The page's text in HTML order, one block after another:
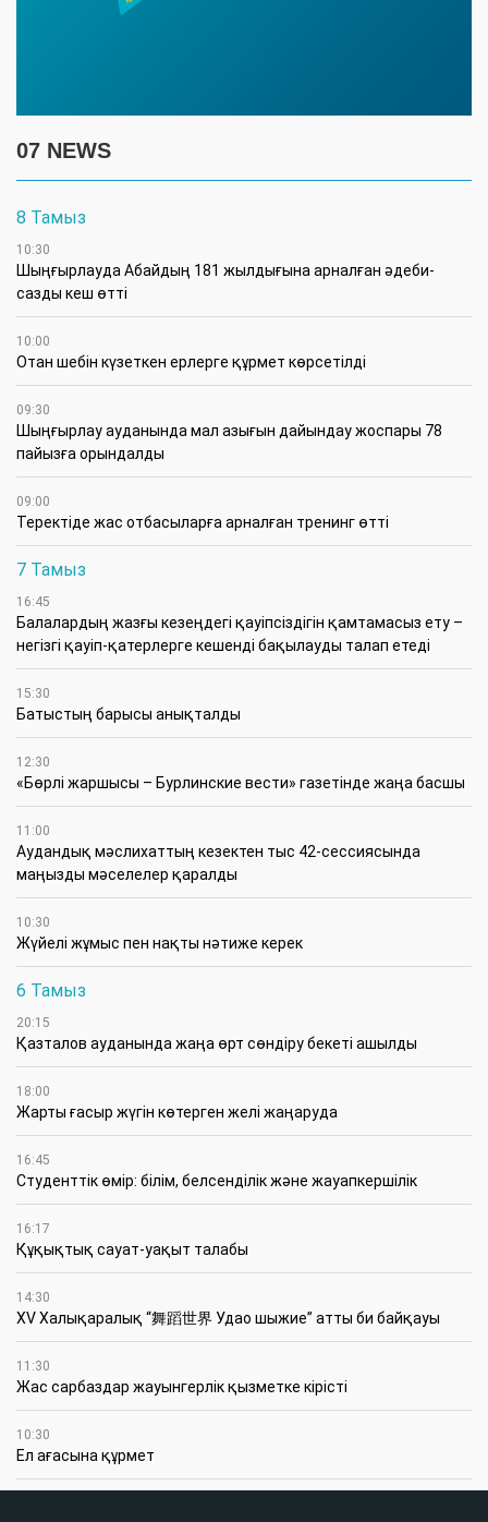
07 NEWS
8 Тамыз
10:30
Шыңғырлауда Абайдың 181 жылдығына арналған әдеби-
сазды кеш өтті
10:00
Отан шебін күзеткен ерлерге құрмет көрсетілді
09:30
​Шыңғырлау ауданында мал азығын дайындау жоспары 78
пайызға орындалды
09:00
​Теректіде жас отбасыларға арналған тренинг өтті
7 Тамыз
16:45
Балалардың жазғы кезеңдегі қауіпсіздігін қамтамасыз ету –
негізгі қауіп-қатерлерге кешенді бақылауды талап етеді
15:30
Батыстың барысы анықталды
12:30
«Бөрлі жаршысы – Бурлинские вести» газетінде жаңа басшы
11:00
Аудандық мәслихаттың кезектен тыс 42-сессиясында
маңызды мәселелер қаралды
10:30
Жүйелі жұмыс пен нақты нәтиже керек
6 Тамыз
20:15
Қазталов ауданында жаңа өрт сөндіру бекеті ашылды
18:00
Жарты ғасыр жүгін көтерген желі жаңаруда
16:45
Студенттік өмір: білім, белсенділік және жауапкершілік
16:17
Құқықтық сауат-уақыт талабы
14:30
XV Халықаралық “舞蹈世界 Удао шыжие” атты би байқауы
11:30
Жас сарбаздар жауынгерлік қызметке кірісті
10:30
Ел ағасына құрмет